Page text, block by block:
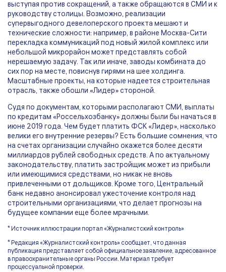
выступая против сокращений, а также обращаются в СМИ и к
руководству столицы. Возможно, реализации
супервыгодного девелоперского проекта мешают и
технические сложности: например, в районе Москва-Сити
перекладка коммуникаций под новый жилой комплекс или
небольшой микрорайон может представлять собой
нерешаемую задачу. Так или иначе, заводы комбината до
сих пор на месте, повиснув гирями на шее холдинга.
Масштабные проекты, на которые надеется строительная
отрасль, также обошли «Лидер» стороной.
Судя по документам, которыми располагают СМИ, выплаты
по кредитам «Россельхозбанку» должны были бы начаться в
июне 2019 года. Чем будет платить ФСК «Лидер», насколько
велики его внутренние резервы? Есть большие сомнения, что
на счетах организации случайно окажется более десяти
миллиардов рублей свободных средств. А по актуальному
законодательству, платить застройщик может из прибыли
или имеющимися средствами, но никак не вновь
привлеченными от дольщиков. Кроме того, Центральный
банк недавно анонсировал ужесточение контроля над
строительными организациями, что делает прогнозы на
будущее компании еще более мрачными.
* Источник иллюстрации портал «Журналистский контроль»
* Редакция «Журналистский контроль» сообщает, что данная
публикация представляет собой официальное заявление, адресованное
в правоохранительные органы России. Материал требует
процессуальной проверки.